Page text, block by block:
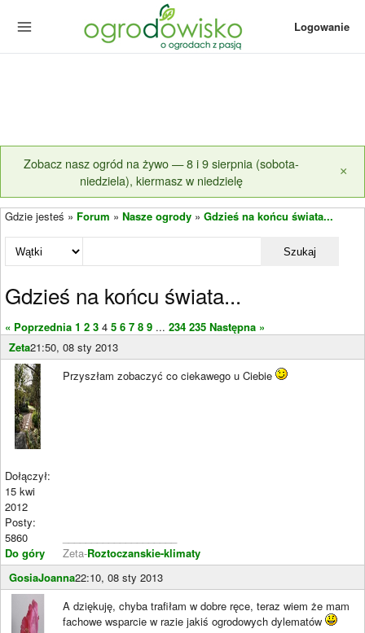
Logowanie
Zobacz nasz ogród na żywo — 8 i 9 sierpnia (sobota-
niedziela), kiermasz w niedzielę
×
Gdzie jesteś » Forum » Nasze ogrody » Gdzieś na końcu świata...
Szukaj
Gdzieś na końcu świata...
« Poprzednia 1 2 3 4 5 6 7 8 9 ... 234 235 Następna »
Zeta21:50, 08 sty 2013
Dołączył:
15 kwi
2012
Posty:
5860
Do góry
Przyszłam zobaczyć co ciekawego u Ciebie
Zeta-Roztoczanskie-klimaty
GosiaJoanna22:10, 08 sty 2013
A dziękuję, chyba trafiłam w dobre ręce, teraz wiem że mam
fachowe wsparcie w razie jakiś ogrodowych dylematów